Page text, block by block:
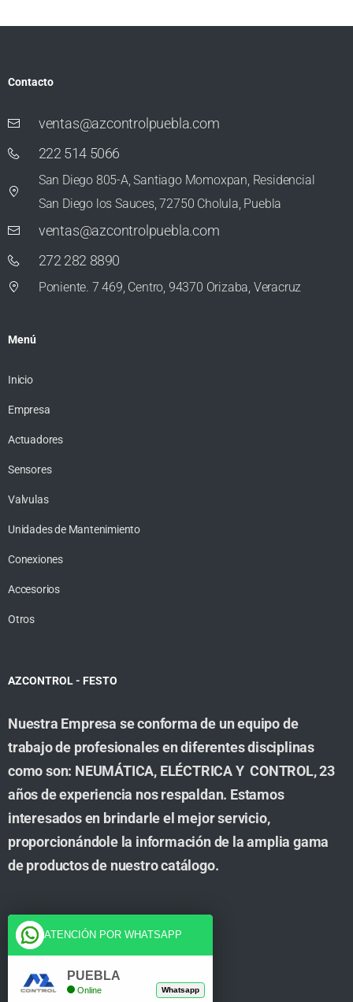
Contacto
ventas@azcontrolpuebla.com
222 514 5066
San Diego 805-A, Santiago Momoxpan, Residencial
San Diego los Sauces, 72750 Cholula, Puebla
ventas@azcontrolpuebla.com
272 282 8890
Poniente. 7 469, Centro, 94370 Orizaba, Veracruz
Menú
Inicio
Empresa
Actuadores
Sensores
Valvulas
Unidades de Mantenimiento
Conexiones
Accesorios
Otros
AZCONTROL - FESTO
Nuestra Empresa se conforma de un equipo de
trabajo de profesionales en diferentes disciplinas
como son: NEUMÁTICA, ELÉCTRICA Y CONTROL, 23
años de experiencia nos respaldan. Estamos
interesados en brindarle el mejor servicio,
proporcionándole la información de la amplia gama
de productos de nuestro catálogo.
Cuenta
Tienda
ATENCIÓN POR WHATSAPP
PUEBLA
Online Whatsapp